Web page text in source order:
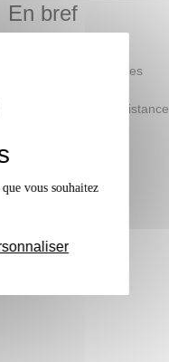
En bref
Mobilité d'études
Accessible à distance
vous souhaitez